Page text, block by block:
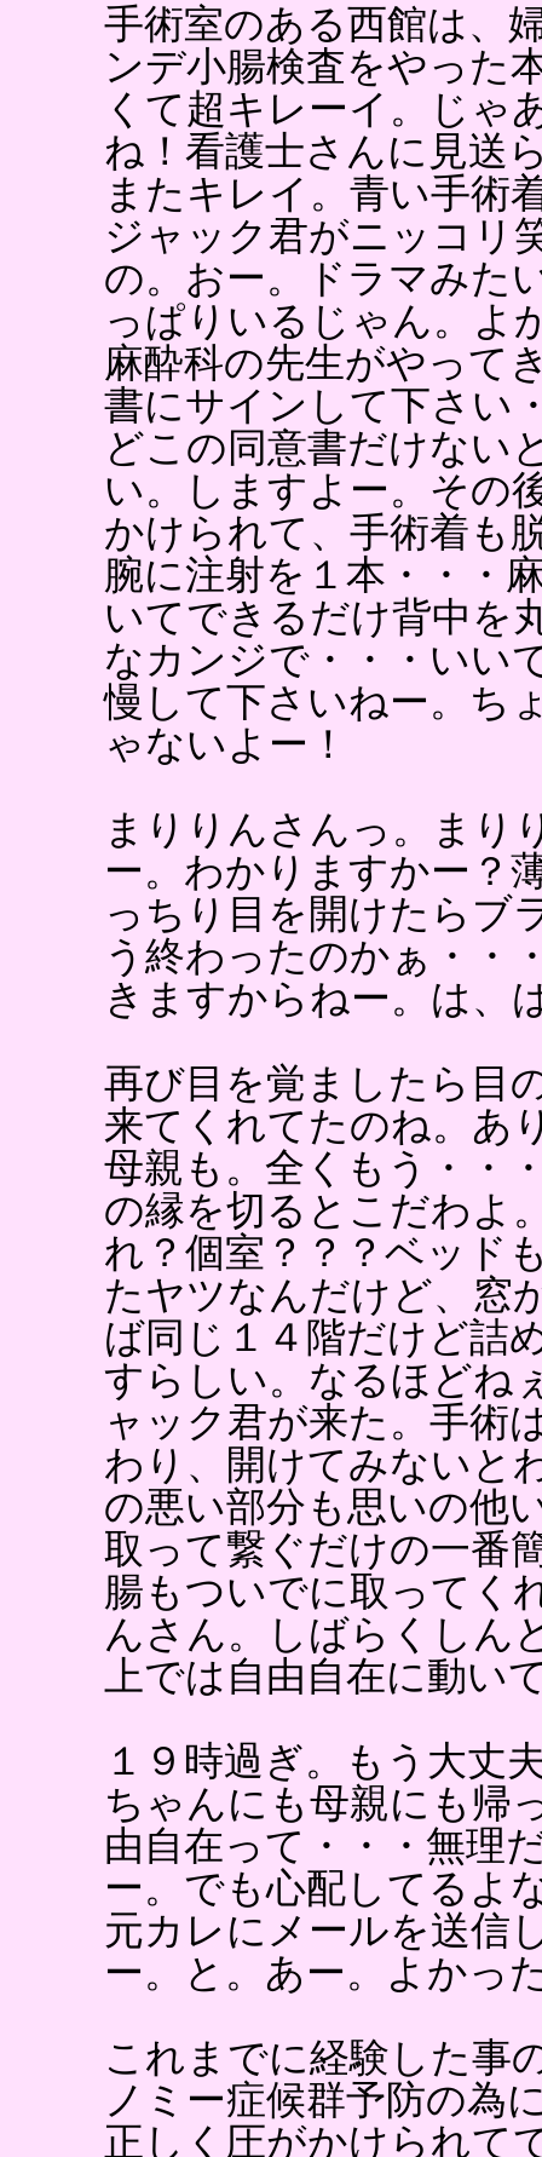
手術室のある西館は、
ンデ小腸検査をやった
くて超キレーイ。じゃ
ね！看護士さんに見送
またキレイ。青い手術
ジャック君がニッコリ
の。おー。ドラマみた
っぱりいるじゃん。よ
麻酔科の先生がやって
書にサインして下さい
どこの同意書だけない
い。しますよー。その
かけられて、手術着も
腕に注射を１本・・・
いてできるだけ背中を
なカンジで・・・いい
慢して下さいねー。ち
ゃないよー！
まりりんさんっ。まり
ー。わかりますかー？
っちり目を開けたらブ
う終わったのかぁ・・
きますからねー。は、
再び目を覚ましたら目
来てくれてたのね。あ
母親も。全くもう・・
の縁を切るとこだわよ
れ？個室？？？ベッド
たヤツなんだけど、窓
ば同じ１４階だけど詰
すらしい。なるほどね
ャック君が来た。手術
わり、開けてみないと
の悪い部分も思いの他
取って繋ぐだけの一番
腸もついでに取ってく
んさん。しばらくしん
上では自由自在に動い
１９時過ぎ。もう大丈
ちゃんにも母親にも帰
由自在って・・・無理
ー。でも心配してるよ
元カレにメールを送信
ー。と。あー。よかっ
これまでに経験した事
ノミー症候群予防の為
正しく圧がかけられて